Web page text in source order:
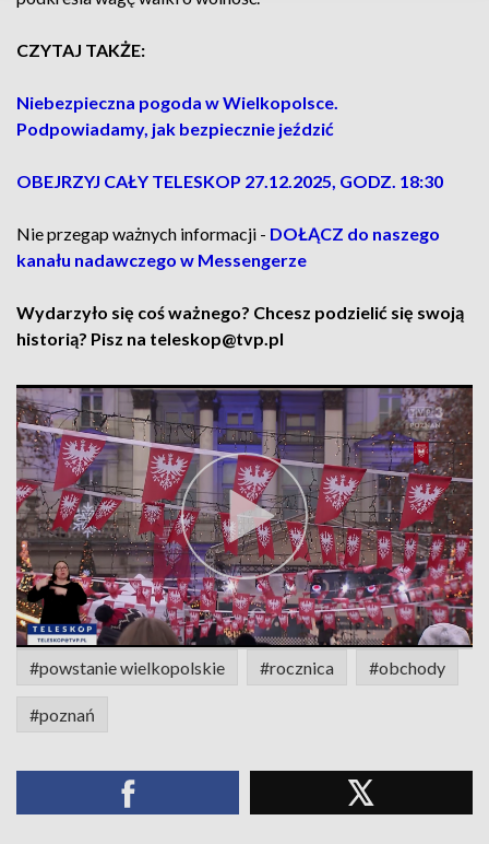
CZYTAJ TAKŻE:
Niebezpieczna pogoda w Wielkopolsce.
Podpowiadamy, jak bezpiecznie jeździć
OBEJRZYJ CAŁY TELESKOP 27.12.2025, GODZ. 18:30
Nie przegap ważnych informacji - DOŁĄCZ do naszego
kanału nadawczego w Messengerze
Wydarzyło się coś ważnego? Chcesz podzielić się swoją
historią? Pisz na teleskop@tvp.pl
#powstanie wielkopolskie #rocznica #obchody
#poznań